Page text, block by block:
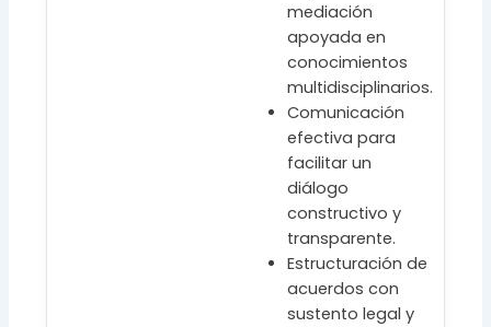
mediación
apoyada en
conocimientos
multidisciplinarios.
Comunicación
efectiva para
facilitar un
diálogo
constructivo y
transparente.
Estructuración de
acuerdos con
sustento legal y